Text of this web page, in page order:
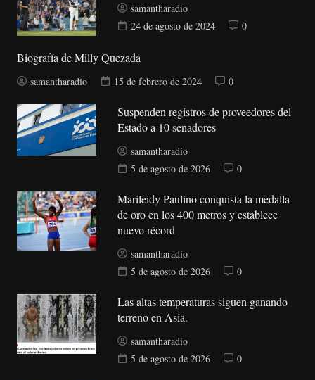
samantharadio
24 de agosto de 2024
0
Biografía de Milly Quezada
samantharadio 15 de febrero de 2024 0
Suspenden registros de proveedores del
Estado a 10 senadores
samantharadio
5 de agosto de 2026
0
Marileidy Paulino conquista la medalla
de oro en los 400 metros y establece
nuevo récord
samantharadio
5 de agosto de 2026
0
Las altas temperaturas siguen ganando
terreno en Asia.
samantharadio
5 de agosto de 2026
0